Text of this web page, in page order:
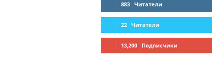
883 Читатели
22 Читатели
13,200 Подписчики